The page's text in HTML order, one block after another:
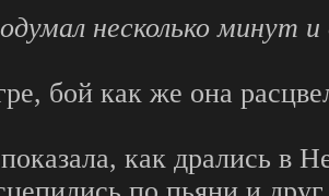
несколько минут и
бой как же она
как дрались в